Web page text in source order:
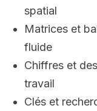
spatial
Matrices et
fluide
Chiffres et
travail
Clés et